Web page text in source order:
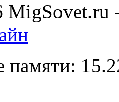
MigSovet.ru
памяти: